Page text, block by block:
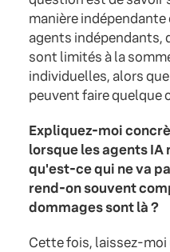
manière indépendante
agents indépendants,
sont limités à la
individuelles, alors
peuvent faire quelque
Expliquez-moi
lorsque les agents IA
qu'est-ce qui ne va
rend-on souvent
dommages sont là ?
Cette fois, laissez-